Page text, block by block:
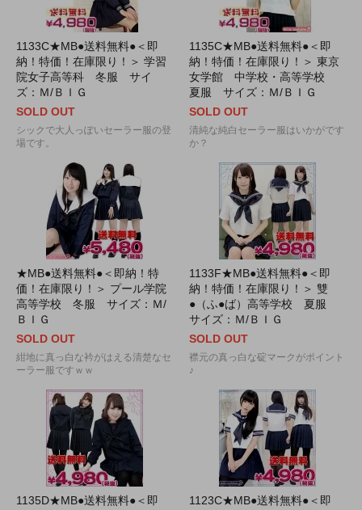
1133C★MB●送料無料●＜即
納！特価！在庫限り！＞ 学習
院女子高等科 冬服 サイ
ズ：Ｍ/ＢＩＧ
SOLD OUT
シックで大人っぽいセーラー服の登
場です。
1135C★MB●送料無料●＜即
納！特価！在庫限り！＞ 東京
女学館 中学校・高等学校
夏服 サイズ：Ｍ/ＢＩＧ
SOLD OUT
清純な純白セーラー服はいかがです
か？
★MB●送料無料●＜即納！特
価！在庫限り！＞ プール学院
高等学校 冬服 サイズ：Ｍ/
ＢＩＧ
SOLD OUT
紺地に真っ白な衿がはえる清楚なセ
ーラー服ですｗｗ
1133F★MB●送料無料●＜即
納！特価！在庫限り！＞ 雙
●（ふ●ば）高等学校 夏服
サイズ：Ｍ/ＢＩＧ
SOLD OUT
襟元の真っ白な碇マークがポイント
♪
1135D★MB●送料無料●＜即
1123C★MB●送料無料●＜即